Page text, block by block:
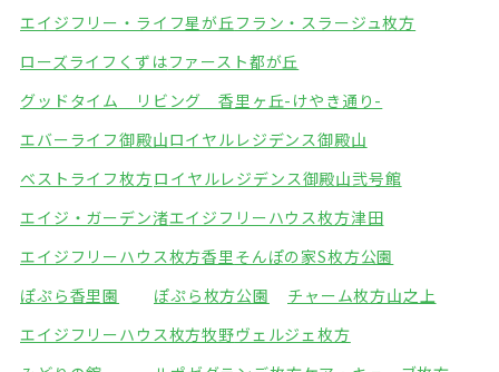
エイジフリー・ライフ星が丘フラン・スラージュ枚方
ローズライフくずはファースト都が丘
グッドタイム リビング 香里ヶ丘-けやき通り-
エバーライフ御殿山ロイヤルレジデンス御殿山
ベストライフ枚方ロイヤルレジデンス御殿山弐号館
エイジ・ガーデン渚エイジフリーハウス枚方津田
エイジフリーハウス枚方香里 そんぽの家S枚方公園
ぽぷら香里園
ぽぷら枚方公園
チャーム枚方山之上
エイジフリーハウス枚方牧野ヴェルジェ枚方